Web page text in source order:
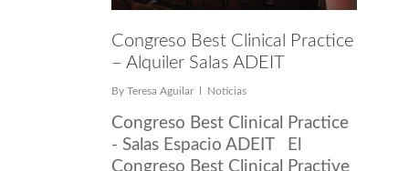
Congreso Best Clinical Practice
– Alquiler Salas ADEIT
By Teresa Aguilar Noticias
Congreso Best Clinical Practice
- Salas Espacio ADEIT El
Congreso Best Clinical Practive